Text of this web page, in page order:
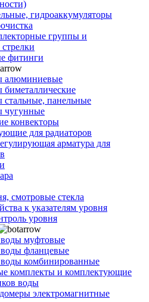
гидроаккумуляторы
группы и
фитинги
алюминиевые
биметаллические
стальные, панельные
чугунные
конвекторы
для радиаторов
арматура для
смотровые стекла
к указателям уровня
уровня
муфтовые
фланцевые
комбинированные
комплекты и комплектующие
воды
электромагнитные